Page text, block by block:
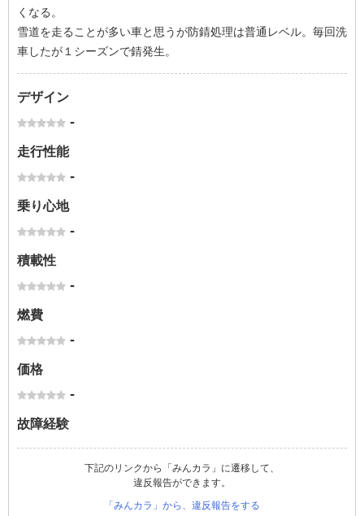
くなる。
雪道を走ることが多い車と思うが防錆処理は普通レベル。毎回洗
車したが１シーズンで錆発生。
デザイン
-
走行性能
-
乗り心地
-
積載性
-
燃費
-
価格
-
故障経験
下記のリンクから「みんカラ」に遷移して、
違反報告ができます。
「みんカラ」から、違反報告をする